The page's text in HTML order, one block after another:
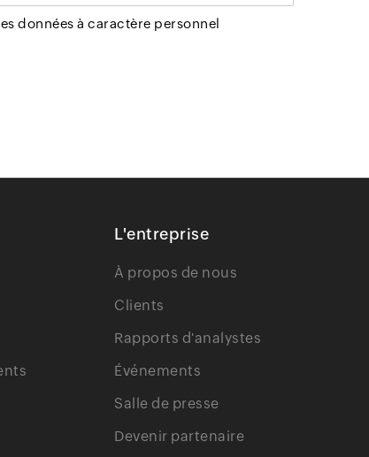
données à caractère personnel
L'entreprise
À propos de nous
Clients
Rapports d'analystes
Événements
Salle de presse
Devenir partenaire